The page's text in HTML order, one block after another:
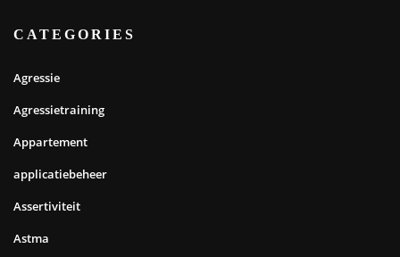
CATEGORIES
Agressie
Agressietraining
Appartement
applicatiebeheer
Assertiviteit
Astma